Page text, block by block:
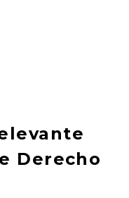
Derecho